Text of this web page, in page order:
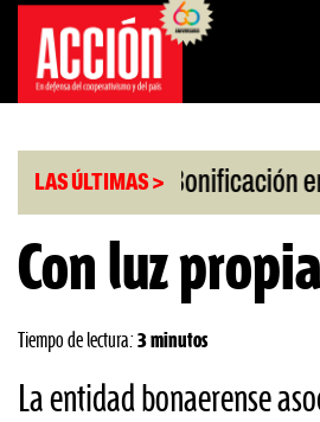
Saltar
contenido
LAS ÚLTIMAS >
en julio | Bonificación en la
Con luz propia
Tiempo de lectura: 3 minutos
La entidad bonaerense